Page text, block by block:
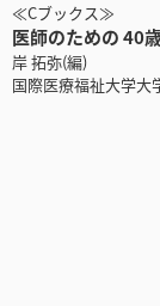
≪Cブックス≫
医師のための 40
岸 拓弥(編)
国際医療福祉大学大